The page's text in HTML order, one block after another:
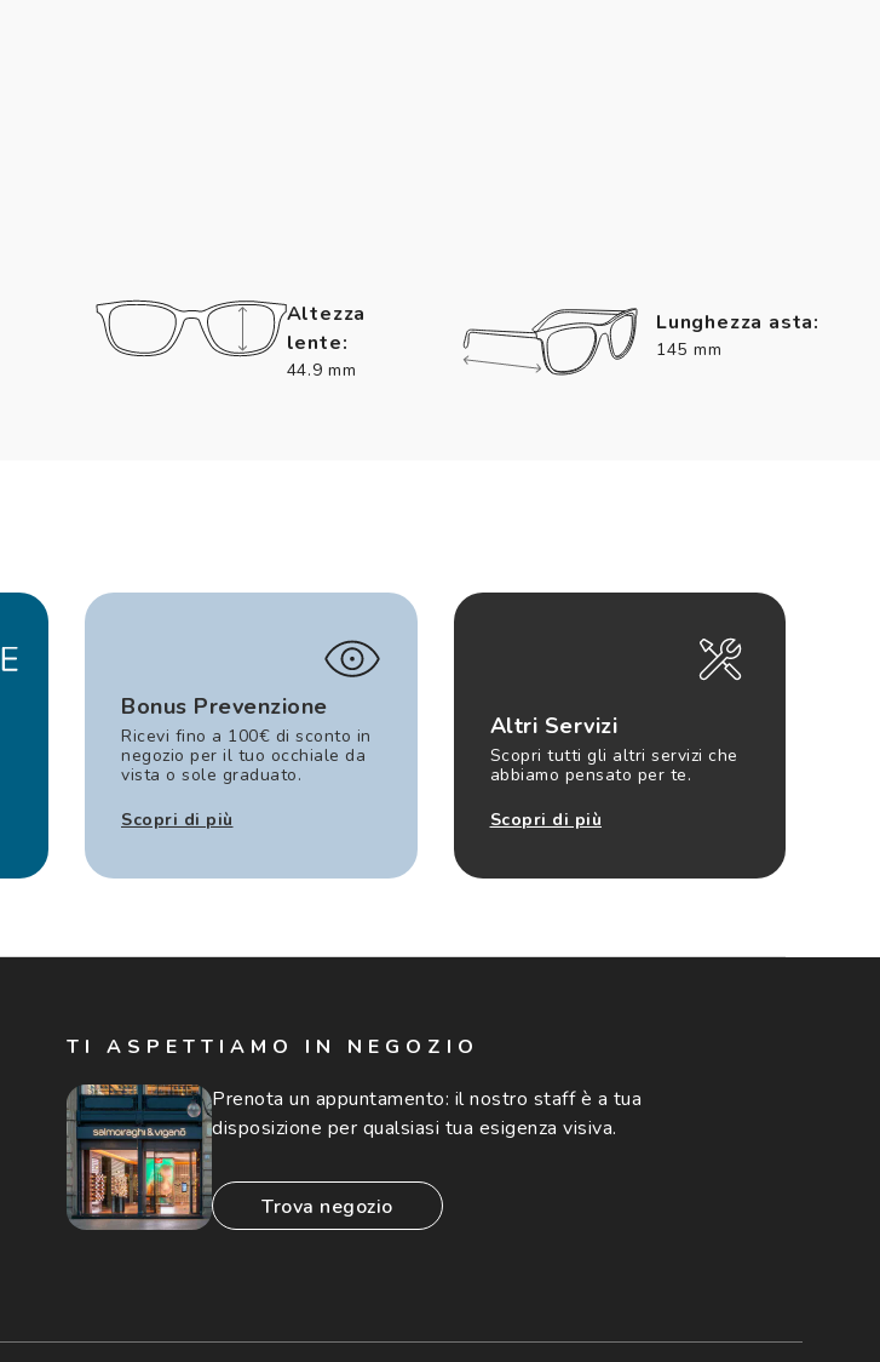
Altezza
lente:
44.9 mm
Lunghezza asta:
145 mm
Bonus Prevenzione
Ricevi fino a 100€ di sconto in
negozio per il tuo occhiale da
vista o sole graduato.
Scopri di più
Altri Servizi
Scopri tutti gli altri servizi che
abbiamo pensato per te.
Scopri di più
TI ASPETTIAMO IN NEGOZIO
Prenota un appuntamento: il nostro staff è a tua
disposizione per qualsiasi tua esigenza visiva.
trova negozio